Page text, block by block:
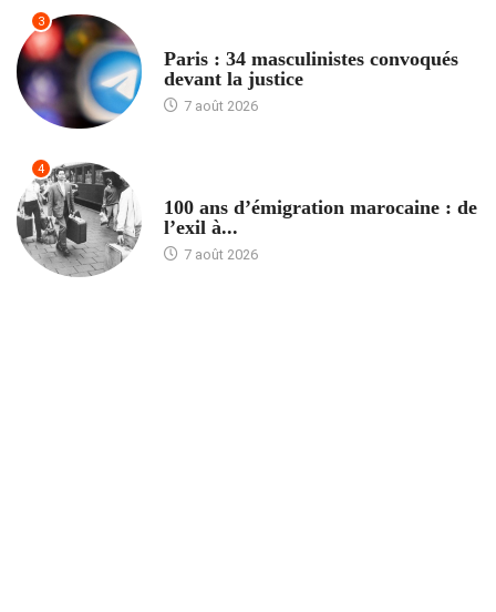
3
Paris : 34 masculinistes convoqués
devant la justice
7 août 2026
4
100 ans d’émigration marocaine : de
l’exil à...
7 août 2026